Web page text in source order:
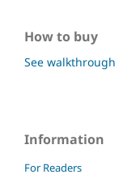
How to buy
See walkthrough
Information
For Readers